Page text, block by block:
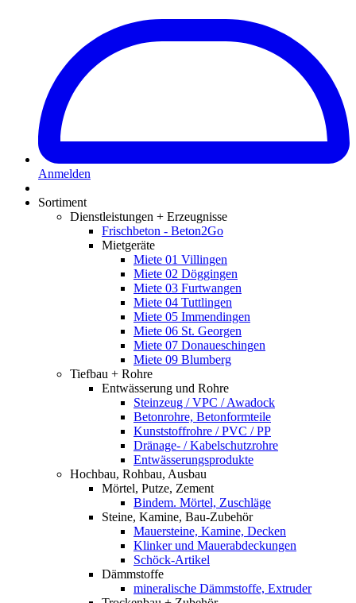
Anmelden
Sortiment
Dienstleistungen + Erzeugnisse
Frischbeton - Beton2Go
Mietgeräte
Miete 01 Villingen
Miete 02 Döggingen
Miete 03 Furtwangen
Miete 04 Tuttlingen
Miete 05 Immendingen
Miete 06 St. Georgen
Miete 07 Donaueschingen
Miete 09 Blumberg
Tiefbau + Rohre
Entwässerung und Rohre
Steinzeug / VPC / Awadock
Betonrohre, Betonformteile
Kunststoffrohre / PVC / PP
Dränage- / Kabelschutzrohre
Entwässerungsprodukte
Hochbau, Rohbau, Ausbau
Mörtel, Putze, Zement
Bindem. Mörtel, Zuschläge
Steine, Kamine, Bau-Zubehör
Mauersteine, Kamine, Decken
Klinker und Mauerabdeckungen
Schöck-Artikel
Dämmstoffe
mineralische Dämmstoffe, Extruder